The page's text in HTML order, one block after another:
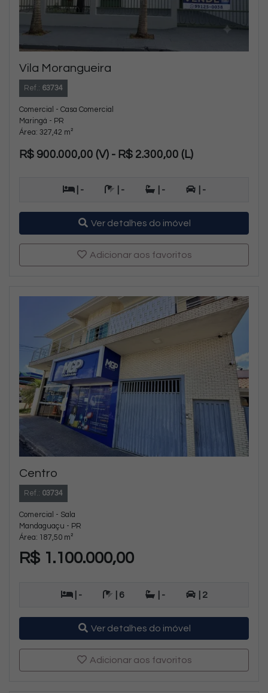
Vila Morangueira
Ref.: 63734
Comercial - Casa Comercial
Maringá - PR
Área: 327,42 m²
R$ 900.000,00 (V) - R$ 2.300,00 (L)
| - | - | - | -
Ver detalhes do imóvel
Adicionar aos favoritos
Centro
Ref.: 03734
Comercial - Sala
Mandaguaçu - PR
Área: 187,50 m²
R$ 1.100.000,00
| - | 6 | - | 2
Ver detalhes do imóvel
Adicionar aos favoritos